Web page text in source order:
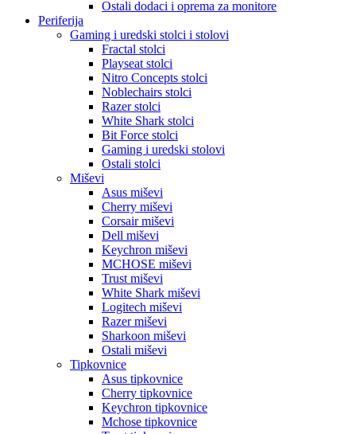
Ostali dodaci i oprema za monitore
Periferija
Gaming i uredski stolci i stolovi
Fractal stolci
Playseat stolci
Nitro Concepts stolci
Noblechairs stolci
Razer stolci
White Shark stolci
Bit Force stolci
Gaming i uredski stolovi
Ostali stolci
Miševi
Asus miševi
Cherry miševi
Corsair miševi
Dell miševi
Keychron miševi
MCHOSE miševi
Trust miševi
White Shark miševi
Logitech miševi
Razer miševi
Sharkoon miševi
Ostali miševi
Tipkovnice
Asus tipkovnice
Cherry tipkovnice
Keychron tipkovnice
Mchose tipkovnice